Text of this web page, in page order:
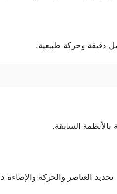
دقيقة وحركة طبيعية.
السابقة.
العناصر والحركة والإضاءة